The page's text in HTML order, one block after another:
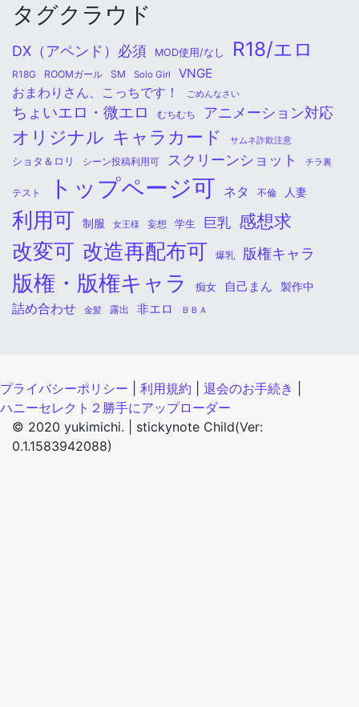
タグクラウド
DX（アペンド）必須 MOD使用/なし R18/エロ
R18G ROOMガール SM Solo Girl VNGE
おまわりさん、こっちです！ ごめんなさい
ちょいエロ・微エロ むちむち アニメーション対応
オリジナル キャラカード サムネ詐欺注意
ショタ＆ロリ シーン投稿利用可 スクリーンショット チラ裏
テスト トップページ可 ネタ 不倫 人妻
利用可 制服 女王様 妄想 学生 巨乳 感想求
改変可 改造再配布可 爆乳 版権キャラ
版権・版権キャラ 痴女 自己まん 製作中
詰め合わせ 金髪 露出 非エロ ＢＢＡ
プライバシーポリシー 利用規約 退会のお手続き
ハニーセレクト２勝手にアップローダー
© 2020 yukimichi. | stickynote Child(Ver:
0.1.1583942088)